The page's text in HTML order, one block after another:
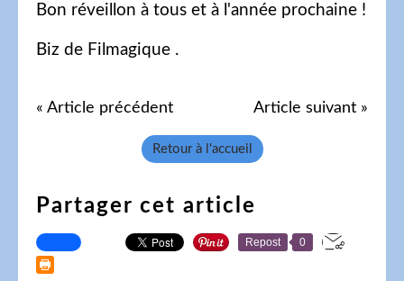
Bon réveillon à tous et à l'année prochaine !
Biz de Filmagique .
« Article précédent Article suivant »
Retour à l'accueil
Partager cet article
Repost 0